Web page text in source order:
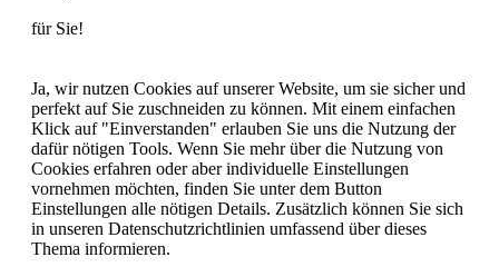
für Sie!
Ja, wir nutzen Cookies auf unserer Website, um sie sicher und
perfekt auf Sie zuschneiden zu können. Mit einem einfachen
Klick auf "Einverstanden" erlauben Sie uns die Nutzung der
dafür nötigen Tools. Wenn Sie mehr über die Nutzung von
Cookies erfahren oder aber individuelle Einstellungen
vornehmen möchten, finden Sie unter dem Button
Einstellungen alle nötigen Details. Zusätzlich können Sie sich
in unseren Datenschutzrichtlinien umfassend über dieses
Thema informieren.